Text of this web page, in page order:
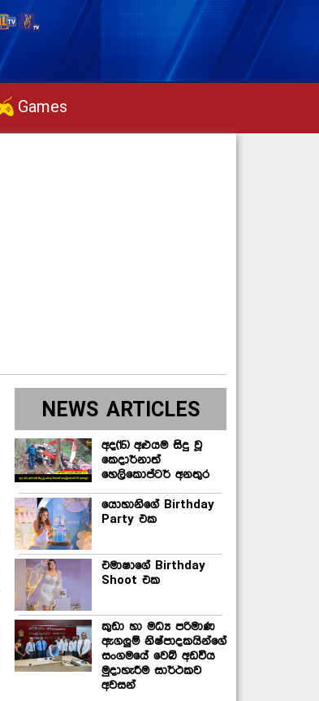
Games
NEWS ARTICLES
අද(15) අළුයම සිදු වූ
කෙදාර්නාත්
හෙලිකොප්ටර් අනතුර
යොහානිගේ Birthday
Party එක
එමාෂාගේ Birthday
Shoot එක
කුඩා හා මධ්‍ය පරිමාණ
ඇගලුම් නිෂ්පාදකයින්ගේ
සංගමයේ වෙබ් අඩවිය
මුදාහැරීම සාර්ථකව
අවසන්